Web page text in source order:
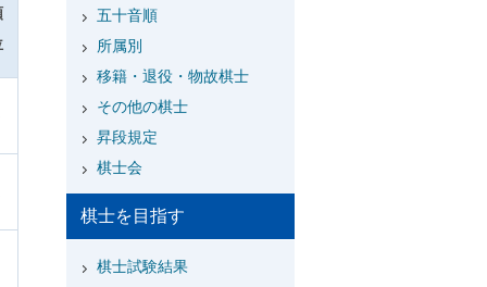
五十音順
所属別
移籍・退役・物故棋士
その他の棋士
昇段規定
棋士会
棋士を目指す
棋士試験結果